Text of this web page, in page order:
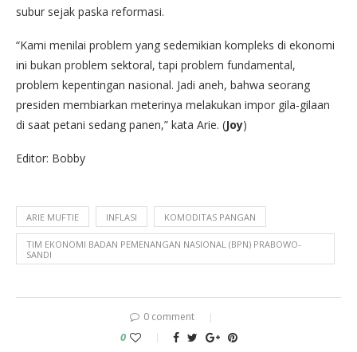
subur sejak paska reformasi.
“Kami menilai problem yang sedemikian kompleks di ekonomi
ini bukan problem sektoral, tapi problem fundamental,
problem kepentingan nasional. Jadi aneh, bahwa seorang
presiden membiarkan meterinya melakukan impor gila-gilaan
di saat petani sedang panen,” kata Arie. (Joy)
Editor: Bobby
ARIE MUFTIE INFLASI KOMODITAS PANGAN
TIM EKONOMI BADAN PEMENANGAN NASIONAL (BPN) PRABOWO-
SANDI
0 comment
0